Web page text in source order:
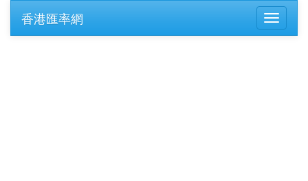
香港匯率網